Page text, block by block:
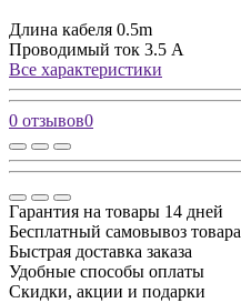
Длина кабеля 0.5m
Проводимый ток 3.5 A
Все характеристики
0 отзывов0
Гарантия на товары 14 дней
Бесплатный самовывоз товара
Быстрая доставка заказа
Удобные способы оплаты
Скидки, акции и подарки